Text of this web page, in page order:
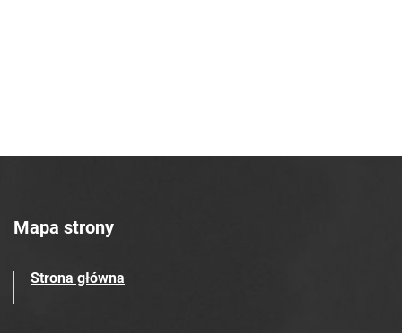
Tarnowskie Azoty : tygodnik Zakładów
Tarnowskie Azoty : tygodnik Zakładów
Mapa strony
Strona główna